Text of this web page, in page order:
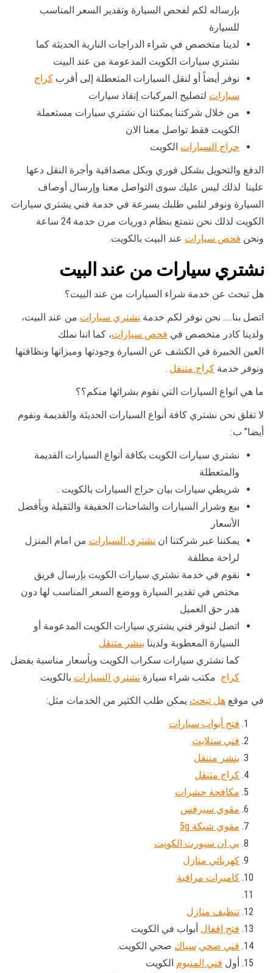
بإرساله لكم لفحص السيارة وتقدير السعر المناسب
للسيارة
لدينا متخصص في شراء الدراجات النارية الحديثة كما
نشتري سيارات الكويت المدعومة من عند البيت
نوفر أيضاً أو لنقل السيارات المتعطلة إلى أقرب كراج
سيارات لتصليح المركبات إنقاذ سيارات
من خلال شركتنا يمكننا ان نشتري سيارات مستعملة
الكويت فقط تواصل معنا الان
حراج السيارات الكويت
الدفع والتحويل بشكل فوري وبكل مصداقية وأجرة النقل دعها
علينا لذلك ليس عليك سوى التواصل معنا وإرسال أوصاف
السيارة ونوفر لنلبي طلبك بسرعة في خدمة فني يشتري سيارات
الكويت لذلك نحن نتمتع بنظام دوريات مرن خدمة 24 ساعة
ونحن فحص سيارات عند البيت بالكويت.
نشتري سيارات من عند البيت
هل تبحث عن خدمة شراء السيارات من عند البيت؟
اتصل بنا….. نحن نوفر لكم خدمة نشتري سيارات من عند البيت،
ولدينا كادر متخصص في فحص سيارات، كما اننا نملك
العين الخبيرة في الكشف عن السيارة وجودتها وميزاتها ونظافتها
ونوفر خدمة كراج متنقل .
ما هي انواع السيارات التي نقوم بشرائها منكم؟؟
لا تقلق نحن نشتري كافة أنواع السيارات الحديثة والقديمة ونقوم
أيضا” ب:
نشتري سيارات الكويت بكافة أنواع السيارات القديمة
والمتعطلة
شريطي سيارات بيان حراج السيارات بالكويت .
بيع وشرار السيارات والشاحنات الخفيفة والثقيلة وبأفضل
الأسعار
يمكننا عبر شركتنا ان نشتري السيارات من امام المنزل
لراحة مطلقة
نقوم في خدمة نشتري سيارات الكويت بإرسال فريق
مختص في تقدير السيارة ووضع السعر المناسب لها دون
هدر حق العميل
اتصل لنوفر فني يشتري سيارات الكويت المدعومة أو
السيارة المعطوبة ولدينا بنشر متنقل
كما نشتري سيارات سكراب الكويت وبأسعار مناسبة بفضل
كراج مكتب شراء سيارة نشتري السيارات بالكويت
في موقع هل تبحث يمكن طلب الكثير من الخدمات مثل:
فتح أبواب سيارات
فني ستلايت
بنشر متنقل
كراج متنقل
مكافحة حشرات
مقوي سيرفس
مقوي شبكة 5g
بي ان سبورت الكويت
كهربائي منازل
كاميرات مراقبة
تنظيف منازل
فتح اقفال أبواب في الكويت
فني صحي سباك صحي الكويت.
أول فني المنيوم الكويت